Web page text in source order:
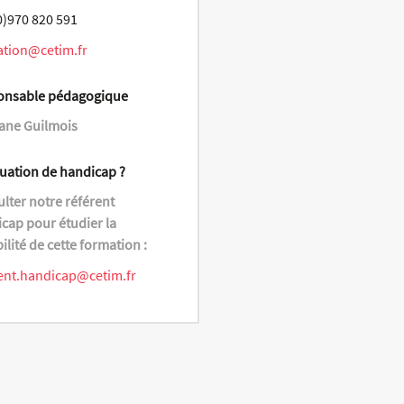
820 591
pédagogique
Guilmois
de handicap ?
notre référent
pour étudier la
de cette formation :